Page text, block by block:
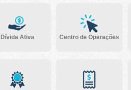
Dívida Ativa Centro de Operações